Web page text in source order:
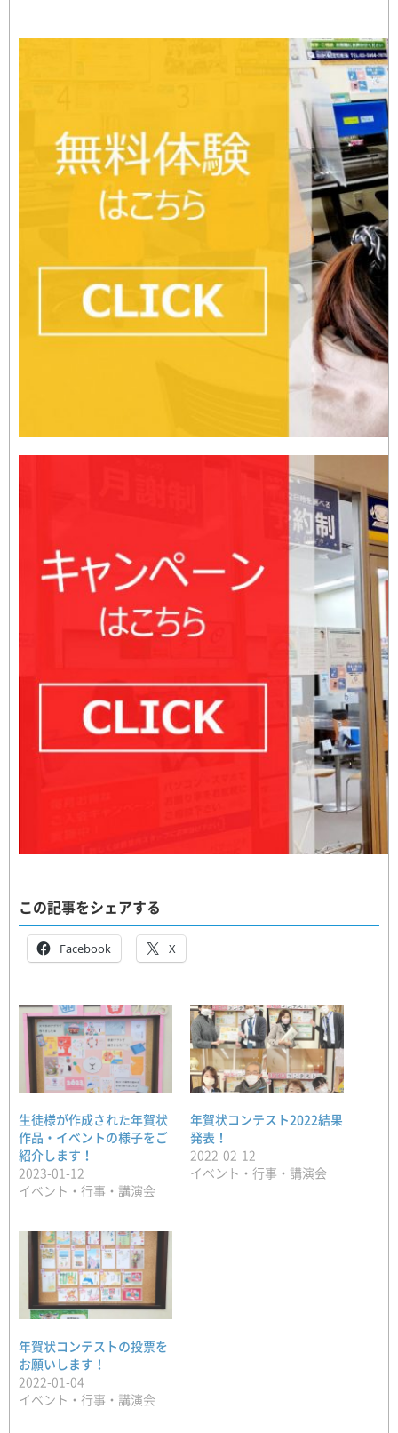
この記事をシェアする
Facebook X
生徒様が作成された年賀状
作品・イベントの様子をご
紹介します！
2023-01-12
イベント・行事・講演会
年賀状コンテスト2022結果
発表！
2022-02-12
イベント・行事・講演会
年賀状コンテストの投票を
お願いします！
2022-01-04
イベント・行事・講演会